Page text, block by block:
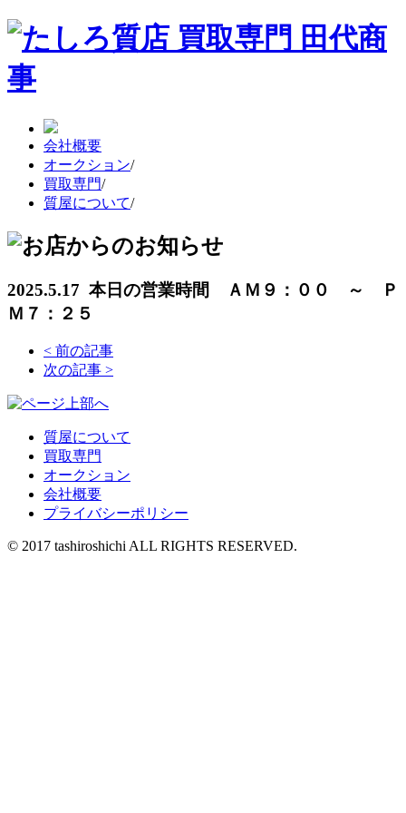
会社概要
オークション/
買取専門/
質屋について/
2025.5.17 本日の営業時間 ＡＭ９：００ ～ Ｐ
Ｍ７：２５
< 前の記事
次の記事 >
質屋について
買取専門
オークション
会社概要
プライバシーポリシー
© 2017 tashiroshichi ALL RIGHTS RESERVED.